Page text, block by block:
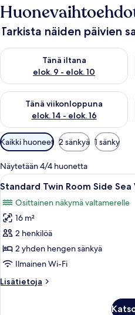
Tarkista näiden päivien
Tänä iltana
elok. 9 - elok. 10
Tarkista tämän illan saatavuus
Tänä viikonloppuna
elok. 14 - elok. 16
Tarkista tämän viikonlopun
Huoneille
saatavilla
olevia
suodattimia
Kaikki huoneet 2 sänkyä 1 sänky
Näytetään 4/4 huonetta
Avaa
kaikki
huonetyypin
Standard
Twin
Room
Side
View
3
Standard Twin Room Side Sea
Osittainen näkymä valtamerelle
16 m²
2 henkilöä
2 yhden hengen sänkyä
Ilmainen Wi-Fi
Lisätietoja
Lisätietoja